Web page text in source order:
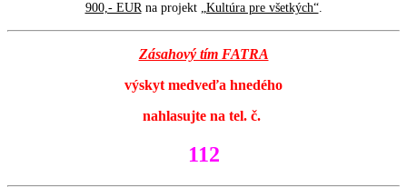
900,- EURna projekt „Kultúra pre všetkých“.
Zásahový tím FATRA
výskyt medveďa hnedého
nahlasujte na tel. č.
112